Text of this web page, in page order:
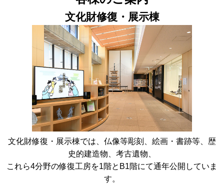
文化財修復・展示棟
文化財修復・展示棟では、仏像等彫刻、絵画・書跡等、歴
史的建造物、考古遺物、
これら4分野の修復工房を1階とB1階にて通年公開していま
す。